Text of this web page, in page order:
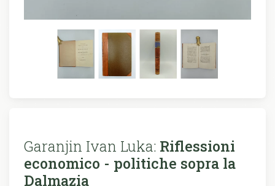
Garanjin Ivan Luka: Riflessioni
economico - politiche sopra la
Dalmazia